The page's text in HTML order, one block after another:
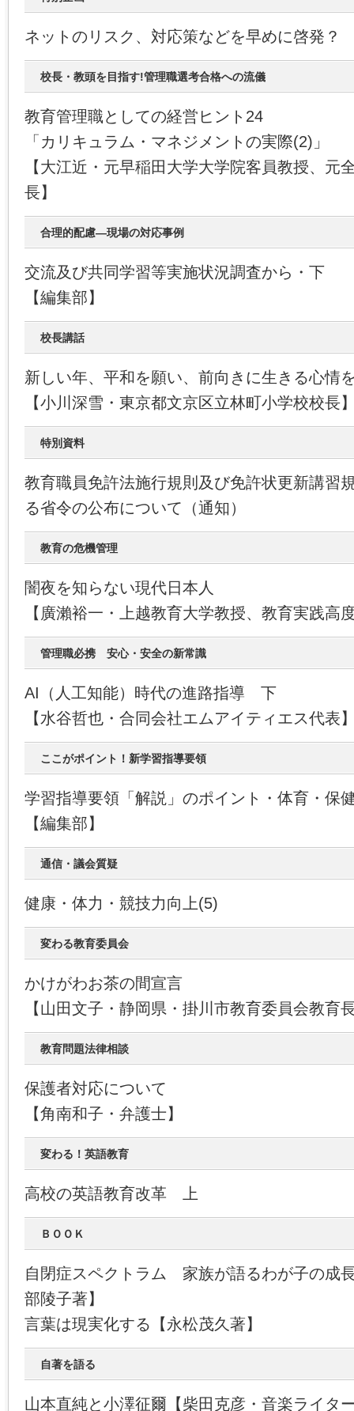
ネットのリスク、対応策などを早めに啓発？
校長・教頭を目指す!管理職選考合格への流儀
教育管理職としての経営ヒント24
「カリキュラム・マネジメントの実際(2)」
【大江近・元早稲田大学大学院客員教授、元
長】
合理的配慮―現場の対応事例
交流及び共同学習等実施状況調査から・下
【編集部】
校長講話
新しい年、平和を願い、前向きに生きる心情
【小川深雪・東京都文京区立林町小学校校長
特別資料
教育職員免許法施行規則及び免許状更新講習
る省令の公布について（通知）
教育の危機管理
闇夜を知らない現代日本人
【廣瀨裕一・上越教育大学教授、教育実践高
管理職必携 安心・安全の新常識
AI（人工知能）時代の進路指導 下
【水谷哲也・合同会社エムアイティエス代表
ここがポイント！新学習指導要領
学習指導要領「解説」のポイント・体育・保
【編集部】
通信・議会質疑
健康・体力・競技力向上(5)
変わる教育委員会
かけがわお茶の間宣言
【山田文子・静岡県・掛川市教育委員会教育
教育問題法律相談
保護者対応について
【角南和子・弁護士】
変わる！英語教育
高校の英語教育改革 上
ＢＯＯＫ
自閉症スペクトラム 家族が語るわが子の成
部陵子著】
言葉は現実化する【永松茂久著】
自著を語る
山本直純と小澤征爾【柴田克彦・音楽ライタ